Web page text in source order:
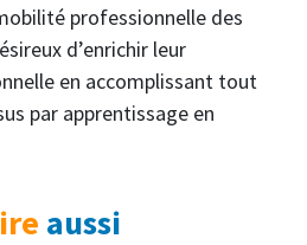
professionnelle des
d’enrichir leur
en accomplissant tout
par apprentissage en
aussi